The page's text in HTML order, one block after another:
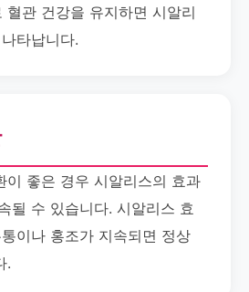
혈관 건강을 유지하면 시알리
타납니다.
이 좋은 경우 시알리스의 효과
될 수 있습니다. 시알리스 효
이나 홍조가 지속되면 정상
.